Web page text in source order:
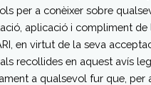
per a conèixer sobre
aplicació i compliment de
en virtut de la seva
recollides en aquest avís
a qualsevol fur que, per